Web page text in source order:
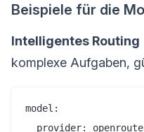
Beispiele für die
Intelligentes Routing
komplexe Aufgaben,
model:
provider: